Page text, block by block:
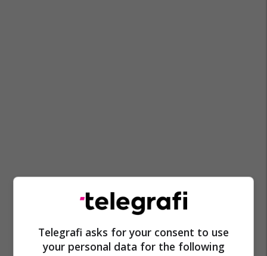
Telegrafi asks for your consent to use
your personal data for the following